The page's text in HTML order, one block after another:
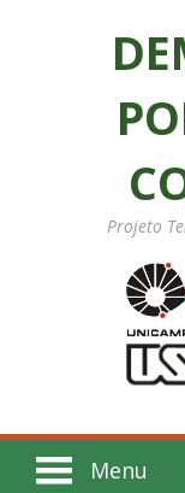
Projeto
Menu